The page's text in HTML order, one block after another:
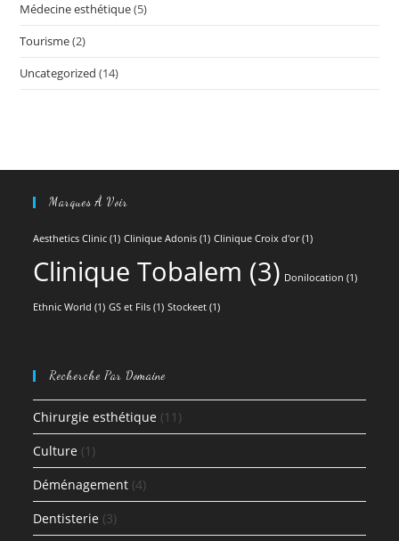
Médecine esthétique(5)
Tourisme(2)
Uncategorized (14)
Marques À Voir
Aesthetics Clinic (1) Clinique Adonis (1) Clinique Croix d'or(1)
Clinique Tobalem (3) Donilocation (1)
Ethnic World (1) GS et Fils (1) Stockeet (1)
Recherche Par Domaine
Chirurgie esthétique (11)
Culture (1)
Déménagement (4)
Dentisterie (3)